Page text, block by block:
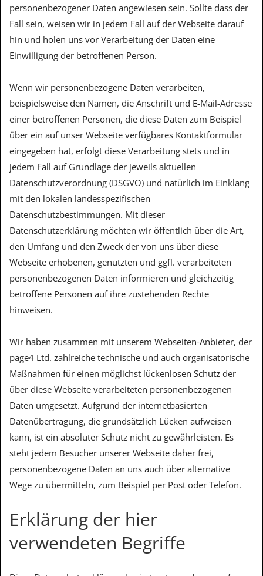
personenbezogener Daten angewiesen sein. Sollte dass der
Fall sein, weisen wir in jedem Fall auf der Webseite darauf
hin und holen uns vor Verarbeitung der Daten eine
Einwilligung der betroffenen Person.
Wenn wir personenbezogene Daten verarbeiten,
beispielsweise den Namen, die Anschrift und E-Mail-Adresse
einer betroffenen Personen, die diese Daten zum Beispiel
über ein auf unser Webseite verfügbares Kontaktformular
eingegeben hat, erfolgt diese Verarbeitung stets und in
jedem Fall auf Grundlage der jeweils aktuellen
Datenschutzverordnung (DSGVO) und natürlich im Einklang
mit den lokalen landesspezifischen
Datenschutzbestimmungen. Mit dieser
Datenschutzerklärung möchten wir öffentlich über die Art,
den Umfang und den Zweck der von uns über diese
Webseite erhobenen, genutzten und ggfl. verarbeiteten
personenbezogenen Daten informieren und gleichzeitig
betroffene Personen auf ihre zustehenden Rechte
hinweisen.
Wir haben zusammen mit unserem Webseiten-Anbieter, der
page4 Ltd. zahlreiche technische und auch organisatorische
Maßnahmen für einen möglichst lückenlosen Schutz der
über diese Webseite verarbeiteten personenbezogenen
Daten umgesetzt. Aufgrund der internetbasierten
Datenübertragung, die grundsätzlich Lücken aufweisen
kann, ist ein absoluter Schutz nicht zu gewährleisten. Es
steht jedem Besucher unserer Webseite daher frei,
personenbezogene Daten an uns auch über alternative
Wege zu übermitteln, zum Beispiel per Post oder Telefon.
Erklärung der hier
verwendeten Begriffe